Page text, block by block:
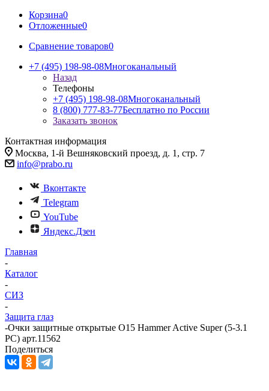
Корзина0
Отложенные0
Сравнение товаров0
+7 (495) 198-98-08Многоканальный
Назад
Телефоны
+7 (495) 198-98-08Многоканальный
8 (800) 777-83-77Бесплатно по России
Заказать звонок
Контактная информация
Москва, 1-й Вешняковский проезд, д. 1, стр. 7
info@prabo.ru
Вконтакте
Telegram
YouTube
Яндекс.Дзен
Главная
-
Каталог
-
СИЗ
-
Защита глаз
-Очки защитные открытые О15 Hammer Active Super (5-3.1
PC) арт.11562
Поделиться